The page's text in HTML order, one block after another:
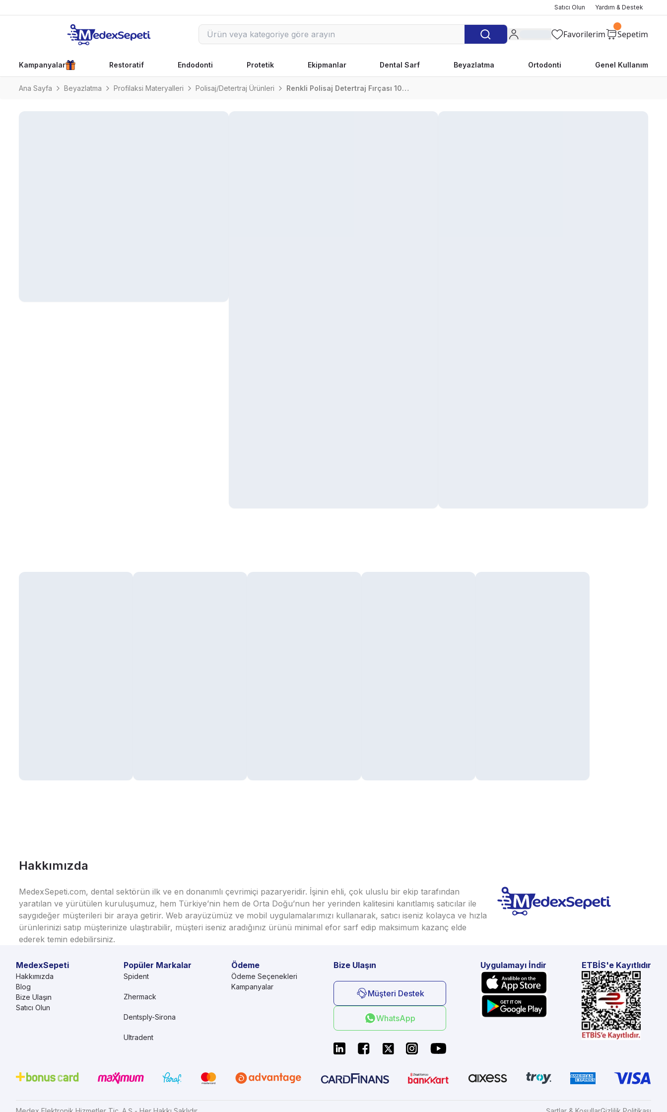
Satıcı Olun Yardım & Destek
Favorilerim Sepetim
Kampanyalar Restoratif Endodonti Protetik Ekipmanlar Dental Sarf Beyazlatma Ortodonti Genel Kullanım
Ana Sayfa Beyazlatma Profilaksi Materyalleri Polisaj/Detertraj Ürünleri Renkli Polisaj Detertraj Fırçası 100'Lü
Hakkımızda
MedexSepeti.com, dental sektörün ilk ve en donanımlı çevrimiçi pazaryeridir. İşinin ehli, çok uluslu bir ekip tarafından
yaratılan ve yürütülen kuruluşumuz, hem Türkiye’nin hem de Orta Doğu’nun her yerinden kalitesini kanıtlamış satıcılar ile
saygıdeğer müşterileri bir araya getirir. Web arayüzümüz ve mobil uygulamalarımızı kullanarak, satıcı iseniz kolayca ve hızla
ürünlerinizi satıp müşterinize ulaştırabilir, müşteri iseniz aradığınız ürünü minimal efor sarf edip maksimum kazanç elde
ederek temin edebilirsiniz.
MedexSepeti
Hakkımızda
Blog
Bize Ulaşın
Satıcı Olun
Ödeme
Ödeme Seçenekleri
Kampanyalar
Popüler Markalar
Spident
Zhermack
Dentsply-Sirona
Ultradent
Bize Ulaşın
Müşteri Destek
WhatsApp
Uygulamayı İndir ETBİS'e Kayıtlıdır